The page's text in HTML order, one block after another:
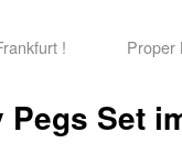
! Proper
Set